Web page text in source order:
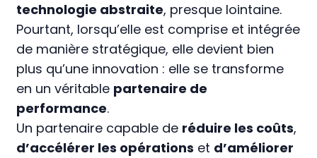
technologie abstraite, presque lointaine.
Pourtant, lorsqu’elle est comprise et intégrée
de manière stratégique, elle devient bien
plus qu’une innovation : elle se transforme
en un véritable partenaire de
performance.
Un partenaire capable de réduire les coûts,
d’accélérer les opérations et d’améliorer